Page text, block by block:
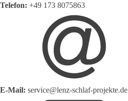
Telefon: +49 173 8075863
E-Mail: service@lenz-schlaf-projekte.de